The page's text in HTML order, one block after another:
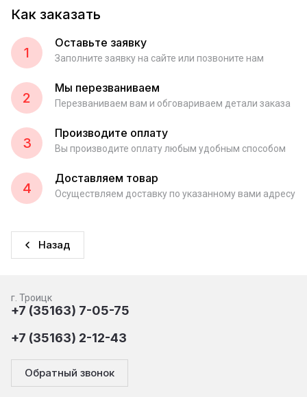
Как заказать
1
Оставьте заявку
Заполните заявку на сайте или позвоните нам
2
Мы перезваниваем
Перезваниваем вам и обговариваем детали заказа
3
Производите оплату
Вы производите оплату любым удобным способом
4
Доставляем товар
Осуществляем доставку по указанному вами адресу
Назад
г. Троицк
+7 (35163) 7-05-75
+7 (35163) 2-12-43
Обратный звонок